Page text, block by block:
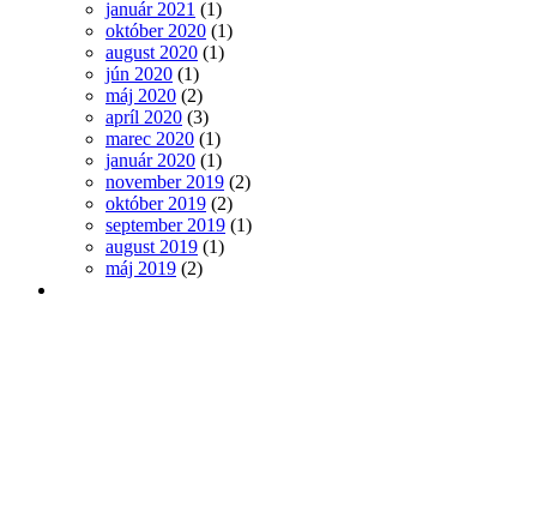
január 2021 (1)
október 2020 (1)
august 2020 (1)
jún 2020 (1)
máj 2020 (2)
apríl 2020 (3)
marec 2020 (1)
január 2020 (1)
november 2019 (2)
október 2019 (2)
september 2019 (1)
august 2019 (1)
máj 2019 (2)